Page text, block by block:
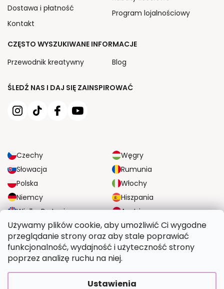
Używamy plików cookie, aby umożliwić Ci wygodne
przeglądanie strony oraz aby stale poprawiać
funkcjonalność, wydajność i użyteczność strony
poprzez analizę ruchu na niej.
Ustawienia
ŚLEDŹ NAS I DAJ SIĘ ZAINSPIROWAĆ
Czechy
Węgry
Słowacja
Rumunia
Polska
Włochy
Niemcy
Hiszpania
Wielka Brytania
Austria
Dostawa i płatność
Kontakt
Program lojalnościowy
CZĘSTO WYSZUKIWANE INFORMACJE
Przewodnik kreatywny
Blog
NIEZAWODNE OPCJE DOSTAWY
BEZPIECZNE OPCJE PŁATNOŚCI